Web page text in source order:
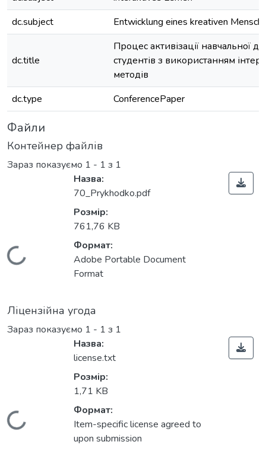
dc.subject
Entwicklung eines kreativen
dc.title
Процес активізації навчальної
студентів з використанням
методів
dc.type
ConferencePaper
Файли
Контейнер файлів
Зараз показуємо 1 - 1 з 1
Вантажиться...
Назва:
70_Prykhodko.pdf
Розмір:
761,76 KB
Формат:
Adobe Portable Document
Format
Ліцензійна угода
Зараз показуємо 1 - 1 з 1
Вантажиться...
Назва:
license.txt
Розмір:
1,71 KB
Формат:
Item-specific license agreed to
upon submission